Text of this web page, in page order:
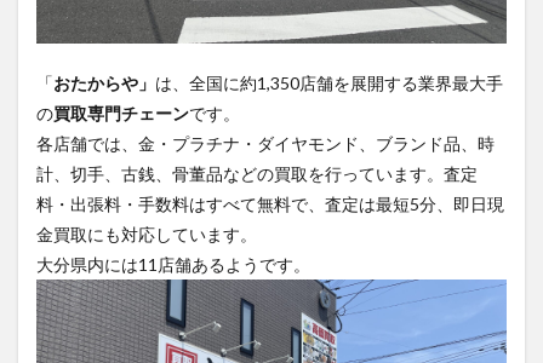
「おたからや」 は、全国に約1,350店舗を展開する業界最大手
の買取専門チェーンです。
各店舗では、金・プラチナ・ダイヤモンド、ブランド品、時
計、切手、古銭、骨董品などの買取を行っています。 査定
料・出張料・手数料はすべて無料で、査定は最短5分、即日現
金買取にも対応しています。
大分県内には11店舗あるようです。
検索